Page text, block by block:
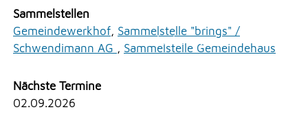
ErlaubenStoppen
GEWERBE
Sammelstellen
Gemeindewerkhof, Sammelstelle "brings" /
Schwendimann AG , Sammelstelle Gemeindehaus
Nächste Termine
02.09.2026